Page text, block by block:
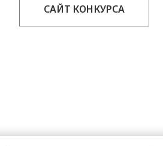
САЙТ КОНКУРСА